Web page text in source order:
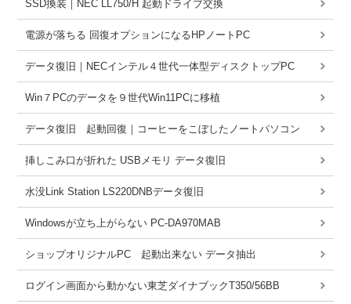
SSD換装｜NEC LL750/H 起動ドライブ交換
電源が落ちる 回復オプションになるHPノートPC
データ復旧｜NECインテル４世代一体型ディスクトップPC
Win７PCのデータを９世代Win11PCに移植
データ復旧 起動回復｜コーヒーをこぼしたノートパソコン
挿しこみ口が折れた USBメモリ データ復旧
水没Link Station LS220DNBデータ復旧
Windowsが立ち上がらない PC-DA970MAB
ショップオリジナルPC 起動出来ない データ抽出
ログイン画面から動かない東芝ダイナブックT350/56BB